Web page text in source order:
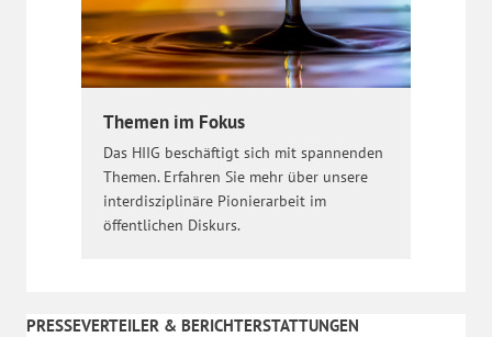
Themen im Fokus
Das HIIG beschäftigt sich mit spannenden
Themen. Erfahren Sie mehr über unsere
interdisziplinäre Pionierarbeit im
öffentlichen Diskurs.
PRESSEVERTEILER & BERICHTERSTATTUNGEN